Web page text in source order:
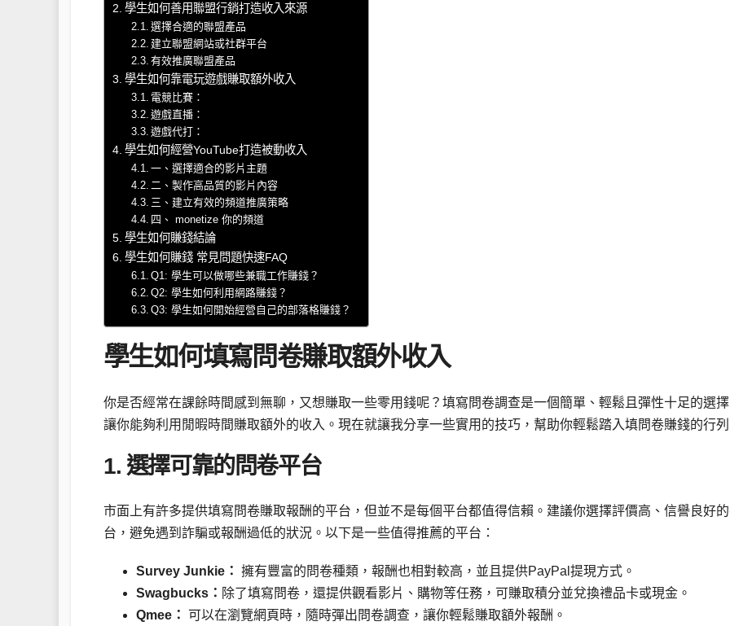
學生如何善用聯盟行銷打造收入來源
選擇合適的聯盟產品
建立聯盟網站或社群平台
有效推廣聯盟產品
學生如何靠電玩遊戲賺取額外收入
電競比賽：
遊戲直播：
遊戲代打：
學生如何經營YouTube打造被動收入
一、選擇適合的影片主題
二、製作高品質的影片內容
三、建立有效的頻道推廣策略
四、 monetize 你的頻道
學生如何賺錢結論
學生如何賺錢 常見問題快速FAQ
Q1: 學生可以做哪些兼職工作賺錢？
Q2: 學生如何利用網路賺錢？
Q3: 學生如何開始經營自己的部落格賺錢？
學生如何填寫問卷賺取額外收入
你是否經常在課餘時間感到無聊，又想賺取一些零用錢呢？填寫問卷調查是一個簡單、輕鬆且彈性十足的選
讓你能夠利用閒暇時間賺取額外的收入。現在就讓我分享一些實用的技巧，幫助你輕鬆踏入填問卷賺錢的行
1. 選擇可靠的問卷平台
市面上有許多提供填寫問卷賺取報酬的平台，但並不是每個平台都值得信賴。建議你選擇評價高、信譽良好
台，避免遇到詐騙或報酬過低的狀況。以下是一些值得推薦的平台：
Survey Junkie： 擁有豐富的問卷種類，報酬也相對較高，並且提供PayPal提現方式。
Swagbucks： 除了填寫問卷，還提供觀看影片、購物等任務，可賺取積分並兌換禮品卡或現金。
Qmee： 可以在瀏覽網頁時，隨時彈出問卷調查，讓你輕鬆賺取額外報酬。